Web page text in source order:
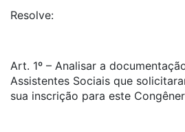
Resolve:
Art. 1º – Analisar a
Assistentes Sociais que
sua inscrição para este